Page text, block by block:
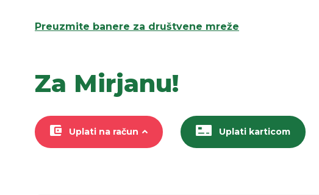
Preuzmite banere za društvene mreže
Za Mirjanu!
Uplati na račun Uplati karticom